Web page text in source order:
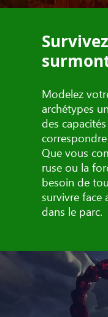
Modelez
archétypes
des
Que vous
ruse ou la
besoin de
survivre face
dans le parc.